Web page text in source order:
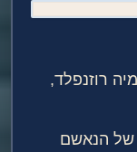
רוזנפלד,
של הנאשם